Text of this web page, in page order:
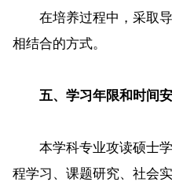
在培养过程中，采取导
相结合的方式。
五、学习年限和时间
本学科专业攻读硕士学
程学习、课题研究、社会